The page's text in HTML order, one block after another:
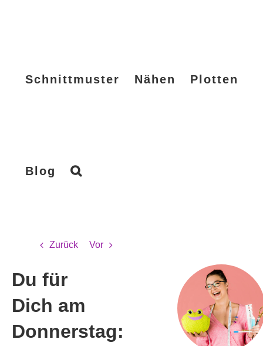
Schnittmuster Nähen Plotten
Blog
Zurück Vor
Du für
Dich am
Donnerstag: